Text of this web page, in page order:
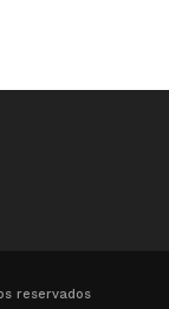
reservados